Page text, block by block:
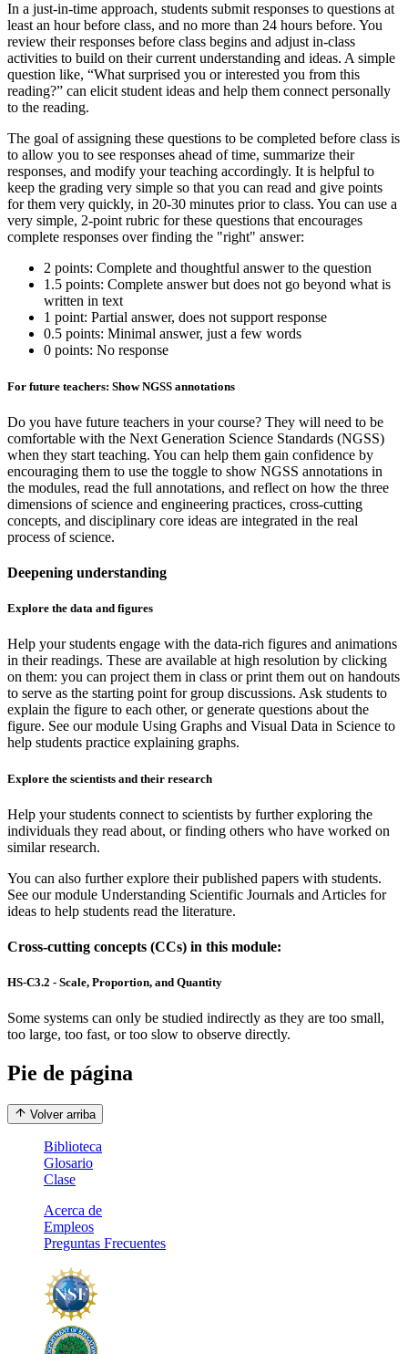
In a just-in-time approach, students submit responses to questions at
least an hour before class, and no more than 24 hours before. You
review their responses before class begins and adjust in-class
activities to build on their current understanding and ideas. A simple
question like, “What surprised you or interested you from this
reading?” can elicit student ideas and help them connect personally
to the reading.
The goal of assigning these questions to be completed before class is
to allow you to see responses ahead of time, summarize their
responses, and modify your teaching accordingly. It is helpful to
keep the grading very simple so that you can read and give points
for them very quickly, in 20-30 minutes prior to class. You can use a
very simple, 2-point rubric for these questions that encourages
complete responses over finding the "right" answer:
2 points: Complete and thoughtful answer to the question
1.5 points: Complete answer but does not go beyond what is
written in text
1 point: Partial answer, does not support response
0.5 points: Minimal answer, just a few words
0 points: No response
For future teachers: Show NGSS annotations
Do you have future teachers in your course? They will need to be
comfortable with the Next Generation Science Standards (NGSS)
when they start teaching. You can help them gain confidence by
encouraging them to use the toggle to show NGSS annotations in
the modules, read the full annotations, and reflect on how the three
dimensions of science and engineering practices, cross-cutting
concepts, and disciplinary core ideas are integrated in the real
process of science.
Deepening understanding
Explore the data and figures
Help your students engage with the data-rich figures and animations
in their readings. These are available at high resolution by clicking
on them: you can project them in class or print them out on handouts
to serve as the starting point for group discussions. Ask students to
explain the figure to each other, or generate questions about the
figure. See our module Using Graphs and Visual Data in Science to
help students practice explaining graphs.
Explore the scientists and their research
Help your students connect to scientists by further exploring the
individuals they read about, or finding others who have worked on
similar research.
You can also further explore their published papers with students.
See our module Understanding Scientific Journals and Articles for
ideas to help students read the literature.
Cross-cutting concepts (CCs) in this module:
HS-C3.2 - Scale, Proportion, and Quantity
Some systems can only be studied indirectly as they are too small,
too large, too fast, or too slow to observe directly.
Pie de página
Volver arriba
Biblioteca
Glosario
Clase
Acerca de
Empleos
Preguntas Frecuentes